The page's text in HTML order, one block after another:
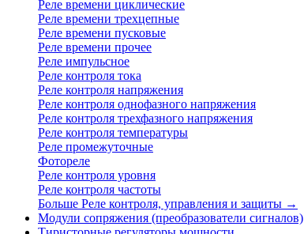
Реле времени циклические
Реле времени трехцепные
Реле времени пусковые
Реле времени прочее
Реле импульсное
Реле контроля тока
Реле контроля напряжения
Реле контроля однофазного напряжения
Реле контроля трехфазного напряжения
Реле контроля температуры
Реле промежуточные
Фотореле
Реле контроля уровня
Реле контроля частоты
Больше Реле контроля, управления и защиты →
Модули сопряжения (преобразователи сигналов)